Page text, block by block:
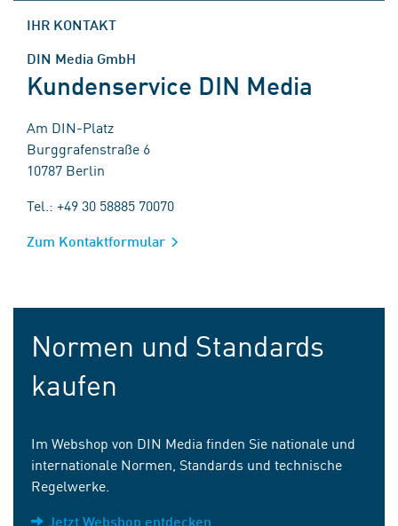
IHR KONTAKT
DIN Media GmbH
Kundenservice DIN Media
Am DIN-Platz
Burggrafenstraße 6
10787 Berlin
Tel.: +49 30 58885 70070
Zum Kontaktformular
Normen und Standards
kaufen
Im Webshop von DIN Media finden Sie nationale und
internationale Normen, Standards und technische
Regelwerke.
Jetzt Webshop entdecken